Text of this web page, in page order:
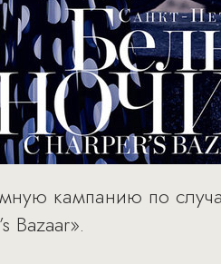
кампанию по
Bazaar».